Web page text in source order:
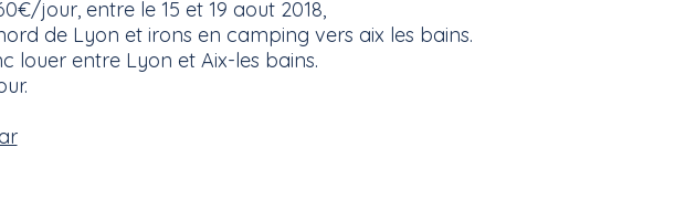
jour, entre le 15 et 19 aout 2018,
de Lyon et irons en camping vers aix les bains.
louer entre Lyon et Aix-les bains.